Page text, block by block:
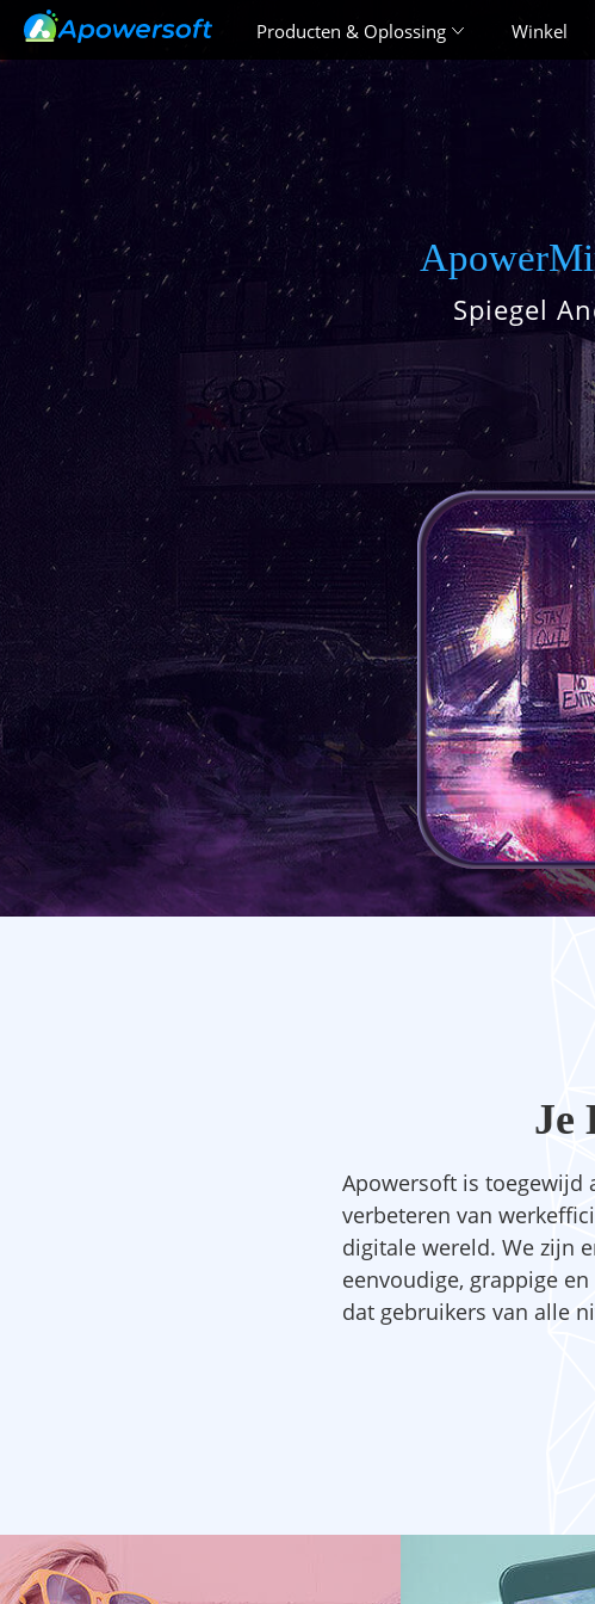
Producten & Oplossing Winkel
Spiegel
Je
Apowersoft is toegewijd
verbeteren van
digitale wereld. We zijn
eenvoudige, grappige
dat gebruikers van alle
Apowersoft